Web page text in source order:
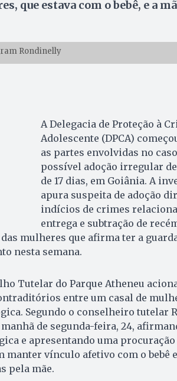
que estava com o bebê, e a
Rondinelly
A Delegacia de Proteção à
Adolescente (DPCA)
as partes envolvidas no
possível adoção irregular de
de 17 dias, em Goiânia. A
apura suspeita de adoção
indícios de crimes
entrega e subtração de
mulheres que afirma ter a
nesta semana.
Tutelar do Parque Atheneu
entre um casal de
Segundo o conselheiro tutelar
de segunda-feira, 24,
e apresentando uma
manter vínculo afetivo com o bebê e
pela mãe.